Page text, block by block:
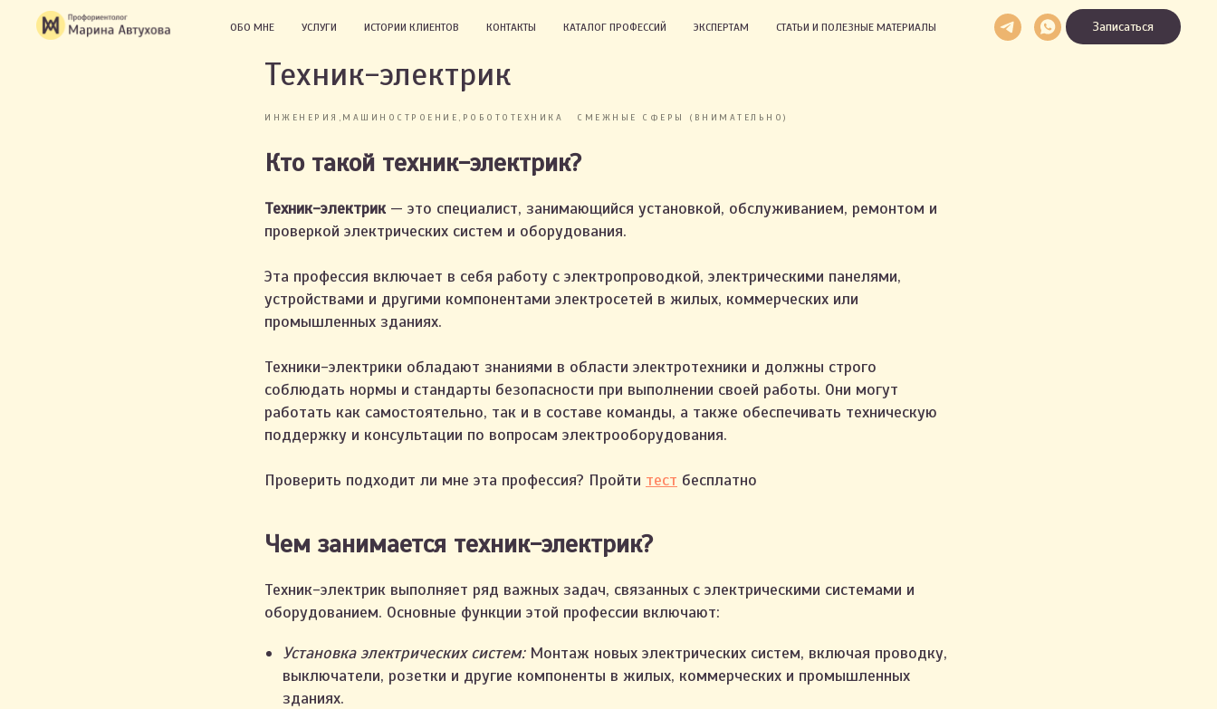
ОБО МНЕ УСЛУГИ ИСТОРИИ КЛИЕНТОВ КОНТАКТЫ КАТАЛОГ ПРОФЕССИЙ ЭКСПЕРТАМ СТАТЬИ И ПОЛЕЗНЫЕ МАТЕРИАЛЫ Записаться
Техник-электрик
ИНЖЕНЕРИЯ,МАШИНОСТРОЕНИЕ,РОБОТОТЕХНИКА СМЕЖНЫЕ СФЕРЫ (ВНИМАТЕЛЬНО)
Кто такой техник-электрик?
Техник-электрик — это специалист, занимающийся установкой, обслуживанием, ремонтом и
проверкой электрических систем и оборудования.
Эта профессия включает в себя работу с электропроводкой, электрическими панелями,
устройствами и другими компонентами электросетей в жилых, коммерческих или
промышленных зданиях.
Техники-электрики обладают знаниями в области электротехники и должны строго
соблюдать нормы и стандарты безопасности при выполнении своей работы. Они могут
работать как самостоятельно, так и в составе команды, а также обеспечивать техническую
поддержку и консультации по вопросам электрооборудования.
Проверить подходит ли мне эта профессия? Пройти тест бесплатно
Чем занимается техник-электрик?
Техник-электрик выполняет ряд важных задач, связанных с электрическими системами и
оборудованием. Основные функции этой профессии включают:
Установка электрических систем:Монтаж новых электрических систем, включая проводку,
выключатели, розетки и другие компоненты в жилых, коммерческих и промышленных
зданиях.